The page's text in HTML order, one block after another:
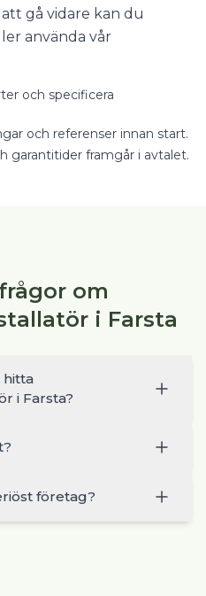
gå vidare kan du
använda vår
och specificera
och referenser innan start.
garantitider framgår i avtalet.
om
i Farsta
hitta
i Farsta?
företag?